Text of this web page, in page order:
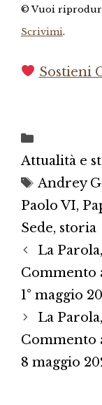
© Vuoi
Scrivimi.
Sostieni
Attualità e
Tag
Andrey
Paolo VI,
Sede, storia
La
Commento
1° maggio
La
Commento
8 maggio